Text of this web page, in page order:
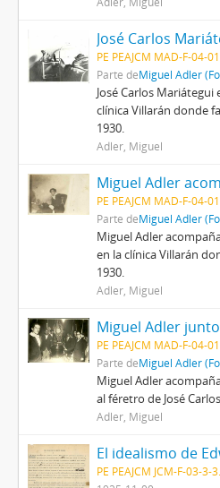
PE PEAJCM MAD-F-04-
Parte deMiguel Adler
José Carlos Mariátegui
clínica Villarán donde
1930.
Adler, Miguel
PE PEAJCM MAD-F-04-
Parte deMiguel Adler
Miguel Adler
en la clínica Villarán
1930.
Adler, Miguel
PE PEAJCM MAD-F-04-
Parte deMiguel Adler
Miguel Adler
al féretro de José
Adler, Miguel
El idealismo de
PE PEAJCM JCM-F-03-